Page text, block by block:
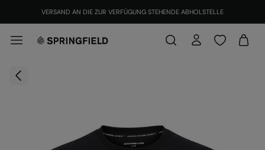
VERSAND AN DIE ZUR VERFÜGUNG STEHENDE ABHOLSTELLE